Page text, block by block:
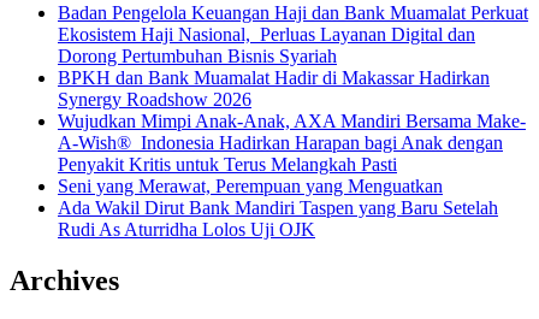
Badan Pengelola Keuangan Haji dan Bank Muamalat Perkuat
Ekosistem Haji Nasional, Perluas Layanan Digital dan
Dorong Pertumbuhan Bisnis Syariah
BPKH dan Bank Muamalat Hadir di Makassar Hadirkan
Synergy Roadshow 2026
Wujudkan Mimpi Anak-Anak, AXA Mandiri Bersama Make-
A-Wish® Indonesia Hadirkan Harapan bagi Anak dengan
Penyakit Kritis untuk Terus Melangkah Pasti
Seni yang Merawat, Perempuan yang Menguatkan
Ada Wakil Dirut Bank Mandiri Taspen yang Baru Setelah
Rudi As Aturridha Lolos Uji OJK
Archives